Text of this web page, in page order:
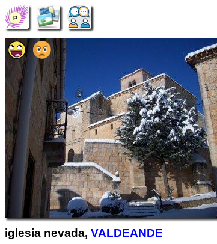
iglesia nevada, VALDEANDE